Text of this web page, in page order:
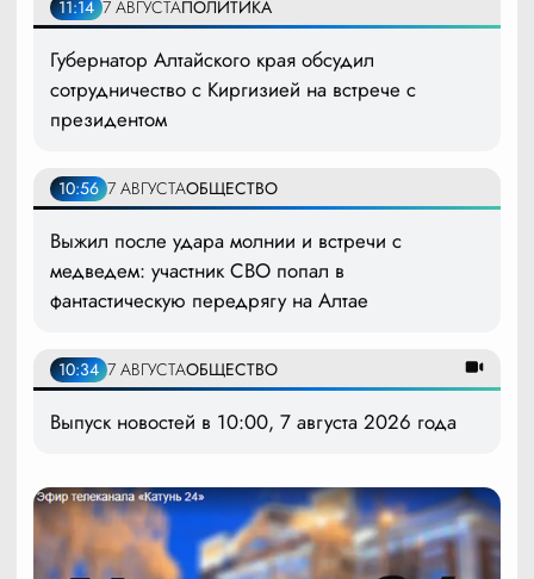
11:14 7 АВГУСТАПОЛИТИКА
Губернатор Алтайского края обсудил
сотрудничество с Киргизией на встрече с
президентом
10:56 7 АВГУСТАОБЩЕСТВО
Выжил после удара молнии и встречи с
медведем: участник СВО попал в
фантастическую передрягу на Алтае
10:34 7 АВГУСТАОБЩЕСТВО
Выпуск новостей в 10:00, 7 августа 2026 года